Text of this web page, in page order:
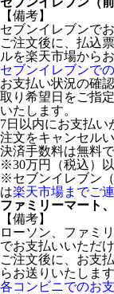
【備考】
セブンイレブンで
ご注文後に、払込
ルを楽天市場から
セブンイレブンで
お支払い状況の確
取り希望日をご指
いたします。
7日以内にお支払
注文をキャンセルい
決済手数料は無料で
※30万円（税込）
※セブンイレブン
は楽天市場までご
ファミリーマート
【備考】
ローソン、ファミ
でお支払いいただけ
ご注文後に、お支
らお送りいたします
各コンビニでのお